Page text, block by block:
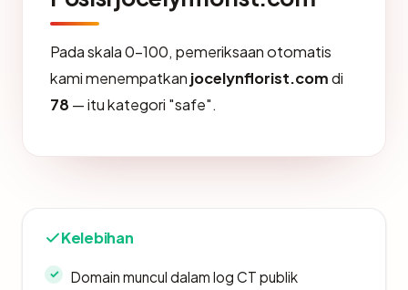
Pada skala 0-100, pemeriksaan otomatis
kami menempatkan jocelynflorist.comdi
78 — itu kategori "safe".
Kelebihan
Domain muncul dalam log CT publik